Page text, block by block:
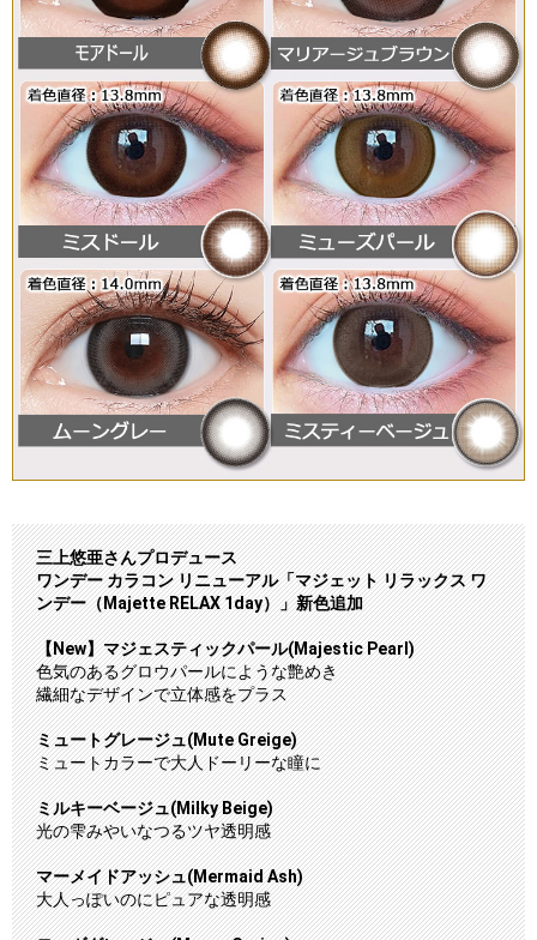
三上悠亜さんプロデュース
ワンデー カラコン リニューアル「マジェット リラックス ワ
ンデー（Majette RELAX 1day）」新色追加
【New】マジェスティックパール(Majestic Pearl)
色気のあるグロウパールにような艶めき
繊細なデザインで立体感をプラス
ミュートグレージュ(Mute Greige)
ミュートカラーで大人ドーリーな瞳に
ミルキーベージュ(Milky Beige)
光の雫みやいなつるツヤ透明感
マーメイドアッシュ(Mermaid Ash)
大人っぽいのにピュアな透明感